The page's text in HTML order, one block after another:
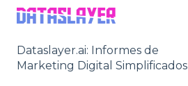
Dataslayer.ai: Informes de
Marketing Digital Simplificados